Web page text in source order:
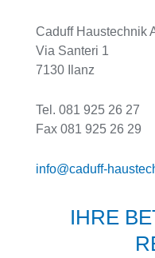
Caduff Haustechnik
Via Santeri 1
7130 Ilanz
Tel. 081 925 26 27
Fax 081 925 26 29
info@caduff-
IHRE